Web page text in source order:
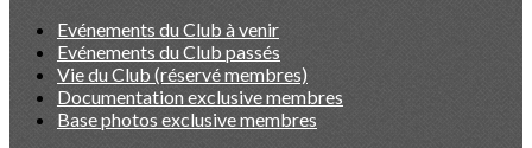
Evénements du Club à venir
Evénements du Club passés
Vie du Club (réservé membres)
Documentation exclusive membres
Base photos exclusive membres